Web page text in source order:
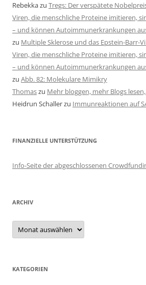
Rebekkazu Tregs: Der verspätete
Viren, die menschliche Proteine imitieren,
– und können Autoimmunerkrankungen
zu Multiple Sklerose und das Epstein-Barr-
Viren, die menschliche Proteine imitieren,
– und können Autoimmunerkrankungen
zu Abb. 82: Molekulare Mimikry
Thomaszu Mehr bloggen, mehr Blogs
Heidrun Schallerzu Immunreaktionen auf
FINANZIELLE UNTERSTÜTZUNG
Info-Seite der abgeschlossenen
ARCHIV
Archiv
KATEGORIEN